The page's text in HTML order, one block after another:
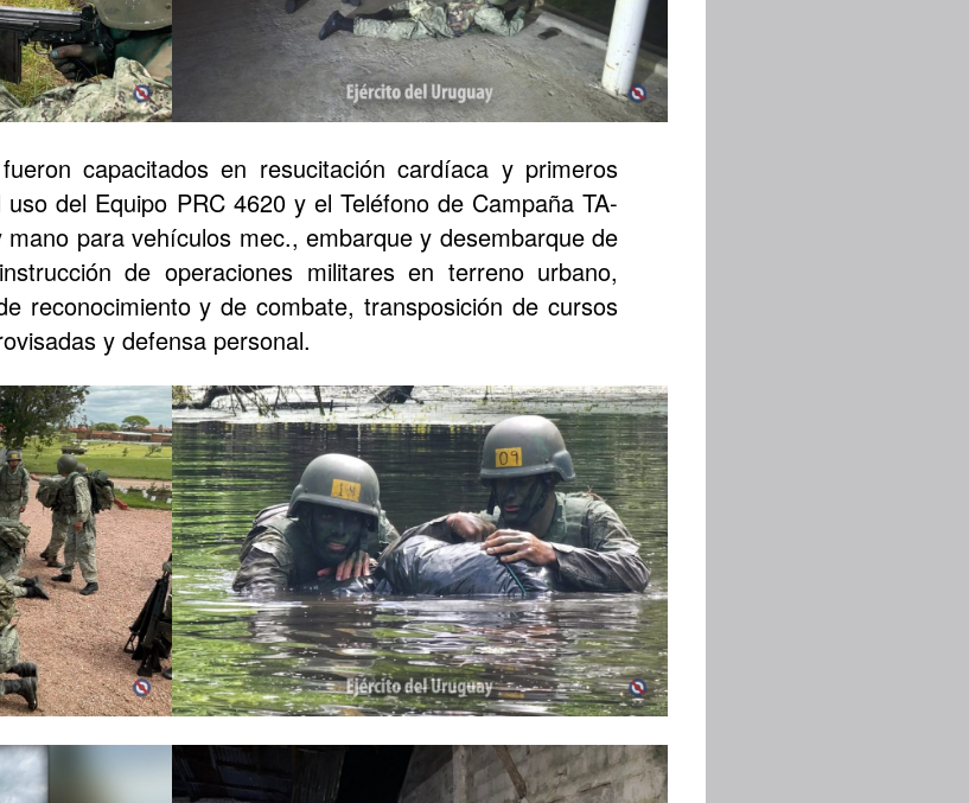
capacitados en resucitación cardíaca y primeros
del Equipo PRC 4620 y el Teléfono de Campaña TA-
para vehículos mec., embarque y desembarque de
de operaciones militares en terreno urbano,
reconocimiento y de combate, transposición de cursos
y defensa personal.